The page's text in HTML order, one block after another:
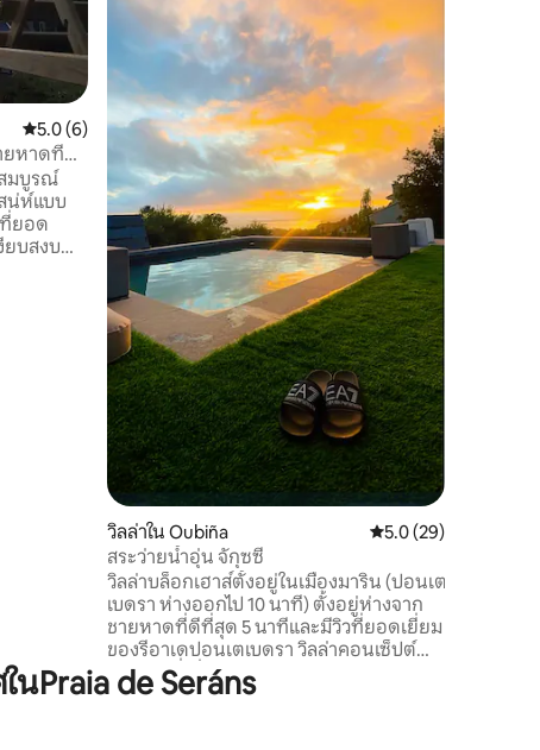
คะแนนเฉลี่ย 5.0 จาก 5, 6 รีวิว
5.0 (6)
ยหาดที่
มบูรณ์
น่ห์แบบ
ยอด
ยบสงบ
วิลล่าใน Oubiña คะแนนเฉลี่ย 5.0 จาก
5.0 (29)
สระว่ายน้ำอุ่น จักุซซี่
วิลล่าบล็อกเฮาส์ตั้งอยู่ในเมืองมาริน (ปอนเต
เบดรา ห่างออกไป 10 นาที) ตั้งอยู่ห่างจาก
ชายหาดที่ดีที่สุด 5 นาทีและมีวิวที่ยอดเยี่ยม
ของรีอาเดปอนเตเบดรา วิลล่าคอนเซ็ปต์
แบบเปิดที่เพิ่งสร้างเสร็จใหม่ กว้างขวางและมี
สิ่งอำนวยความสะดวกครบครัน สระว่ายน้ำ
Praia de Seráns